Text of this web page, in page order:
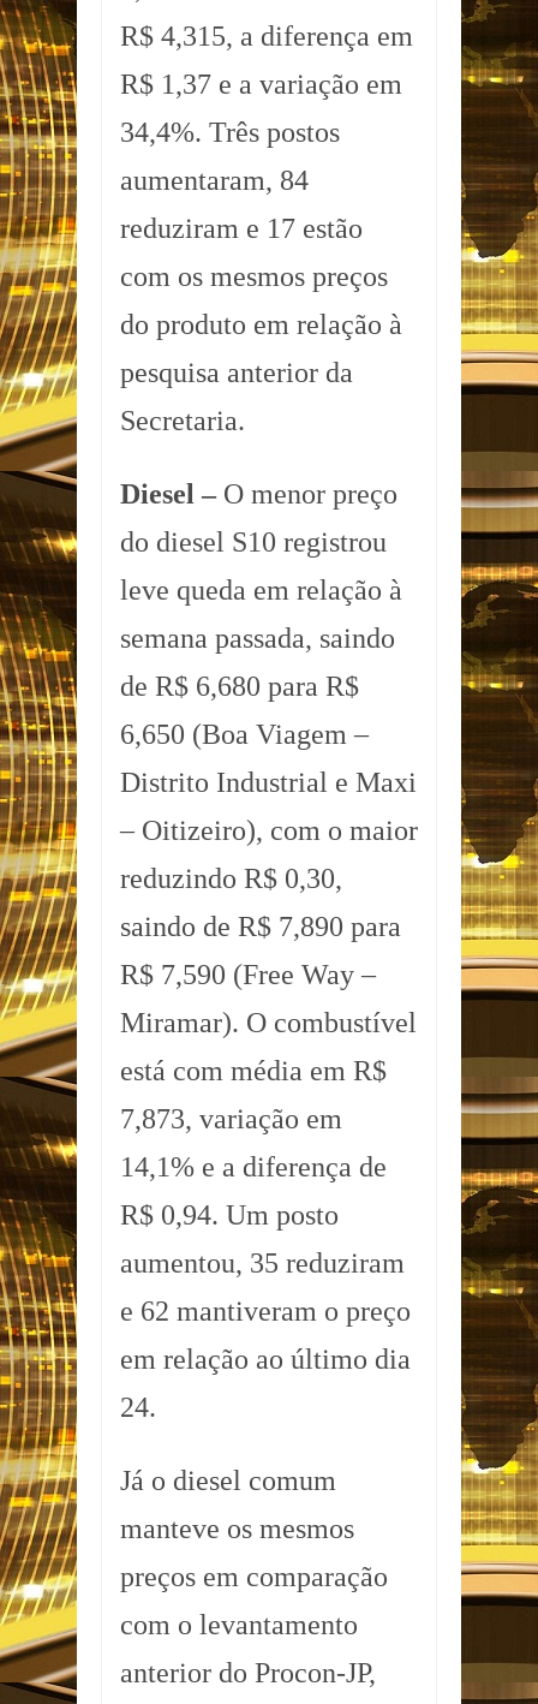
R$ 4,315, a diferença em
R$ 1,37 e a variação em
34,4%. Três postos
aumentaram, 84
reduziram e 17 estão
com os mesmos preços
do produto em relação à
pesquisa anterior da
Secretaria.
Diesel – O menor preço
do diesel S10 registrou
leve queda em relação à
semana passada, saindo
de R$ 6,680 para R$
6,650 (Boa Viagem –
Distrito Industrial e Maxi
– Oitizeiro), com o maior
reduzindo R$ 0,30,
saindo de R$ 7,890 para
R$ 7,590 (Free Way –
Miramar). O combustível
está com média em R$
7,873, variação em
14,1% e a diferença de
R$ 0,94. Um posto
aumentou, 35 reduziram
e 62 mantiveram o preço
em relação ao último dia
24.
Já o diesel comum
manteve os mesmos
preços em comparação
com o levantamento
anterior do Procon-JP,